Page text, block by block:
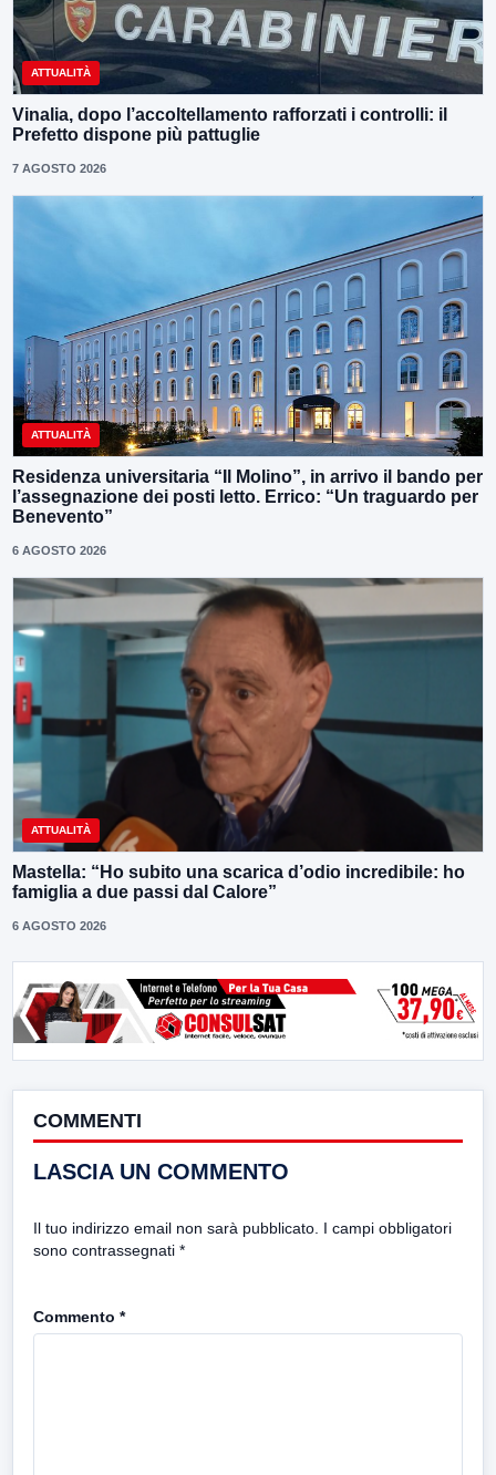
ATTUALITÀ
Vinalia, dopo l’accoltellamento rafforzati i controlli: il
Prefetto dispone più pattuglie
7 AGOSTO 2026
ATTUALITÀ
Residenza universitaria “Il Molino”, in arrivo il bando per
l’assegnazione dei posti letto. Errico: “Un traguardo per
Benevento”
6 AGOSTO 2026
ATTUALITÀ
Mastella: “Ho subito una scarica d’odio incredibile: ho
famiglia a due passi dal Calore”
6 AGOSTO 2026
COMMENTI
LASCIA UN COMMENTO
Il tuo indirizzo email non sarà pubblicato. I campi obbligatori
sono contrassegnati *
Commento *